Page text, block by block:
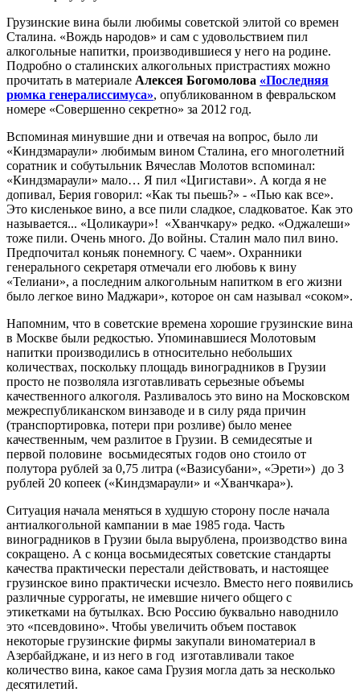
Грузинские вина были любимы советской элитой со времен
Сталина. «Вождь народов» и сам с удовольствием пил
алкогольные напитки, производившиеся у него на родине.
Подробно о сталинских алкогольных пристрастиях можно
прочитать в материале Алексея Богомолова «Последняя
рюмка генералиссимуса», опубликованном в февральском
номере «Совершенно секретно» за 2012 год.
Вспоминая минувшие дни и отвечая на вопрос, было ли
«Киндзмараули» любимым вином Сталина, его многолетний
соратник и собутыльник Вячеслав Молотов вспоминал:
«Киндзмараули» мало… Я пил «Цигистави». А когда я не
допивал, Берия говорил: «Как ты пьешь?» - «Пью как все».
Это кисленькое вино, а все пили сладкое, сладковатое. Как это
называется... «Цоликаури»! «Хванчкару» редко. «Оджалеши»
тоже пили. Очень много. До войны. Сталин мало пил вино.
Предпочитал коньяк понемногу. С чаем». Охранники
генерального секретаря отмечали его любовь к вину
«Телиани», а последним алкогольным напитком в его жизни
было легкое вино Маджари», которое он сам называл «соком».
Напомним, что в советские времена хорошие грузинские вина
в Москве были редкостью. Упоминавшиеся Молотовым
напитки производились в относительно небольших
количествах, поскольку площадь виноградников в Грузии
просто не позволяла изготавливать серьезные объемы
качественного алкоголя. Разливалось это вино на Московском
межреспубликанском винзаводе и в силу ряда причин
(транспортировка, потери при розливе) было менее
качественным, чем разлитое в Грузии. В семидесятые и
первой половине восьмидесятых годов оно стоило от
полутора рублей за 0,75 литра («Вазисубани», «Эрети») до 3
рублей 20 копеек («Киндзмараули» и «Хванчкара»).
Ситуация начала меняться в худшую сторону после начала
антиалкогольной кампании в мае 1985 года. Часть
виноградников в Грузии была вырублена, производство вина
сокращено. А с конца восьмидесятых советские стандарты
качества практически перестали действовать, и настоящее
грузинское вино практически исчезло. Вместо него появились
различные суррогаты, не имевшие ничего общего с
этикетками на бутылках. Всю Россию буквально наводнило
это «псевдовино». Чтобы увеличить объем поставок
некоторые грузинские фирмы закупали виноматериал в
Азербайджане, и из него в год изготавливали такое
количество вина, какое сама Грузия могла дать за несколько
десятилетий.